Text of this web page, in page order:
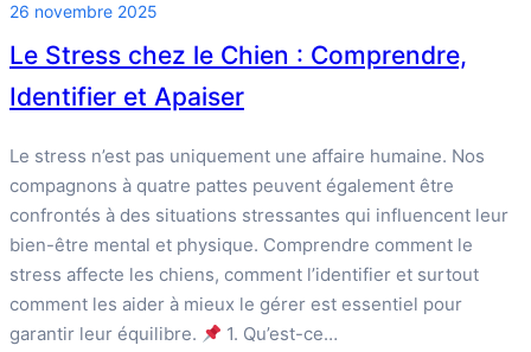
26 novembre 2025
Le Stress chez le Chien : Comprendre,
Identifier et Apaiser
Le stress n’est pas uniquement une affaire humaine. Nos
compagnons à quatre pattes peuvent également être
confrontés à des situations stressantes qui influencent leur
bien-être mental et physique. Comprendre comment le
stress affecte les chiens, comment l’identifier et surtout
comment les aider à mieux le gérer est essentiel pour
garantir leur équilibre.
1. Qu’est-ce…